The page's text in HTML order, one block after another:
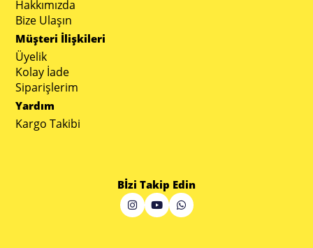
Hakkımızda
Bize Ulaşın
Müşteri İlişkileri
Üyelik
Kolay İade
Siparişlerim
Yardım
Kargo Takibi
Bİzi Takip Edin